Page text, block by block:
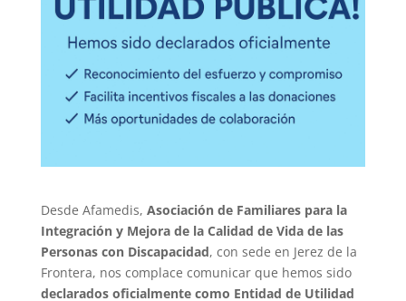
Desde Afamedis, Asociación de Familiares para la
Integración y Mejora de la Calidad de Vida de las
Personas con Discapacidad, con sede en Jerez de la
Frontera, nos complace comunicar que hemos sido
declarados oficialmente como Entidad de Utilidad